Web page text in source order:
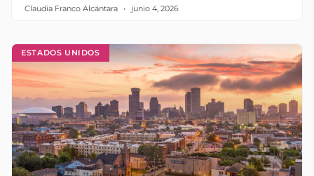
Claudia Franco Alcántara junio 4, 2026
ESTADOS UNIDOS